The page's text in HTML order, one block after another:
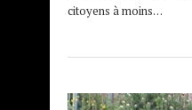
citoyens à moins…